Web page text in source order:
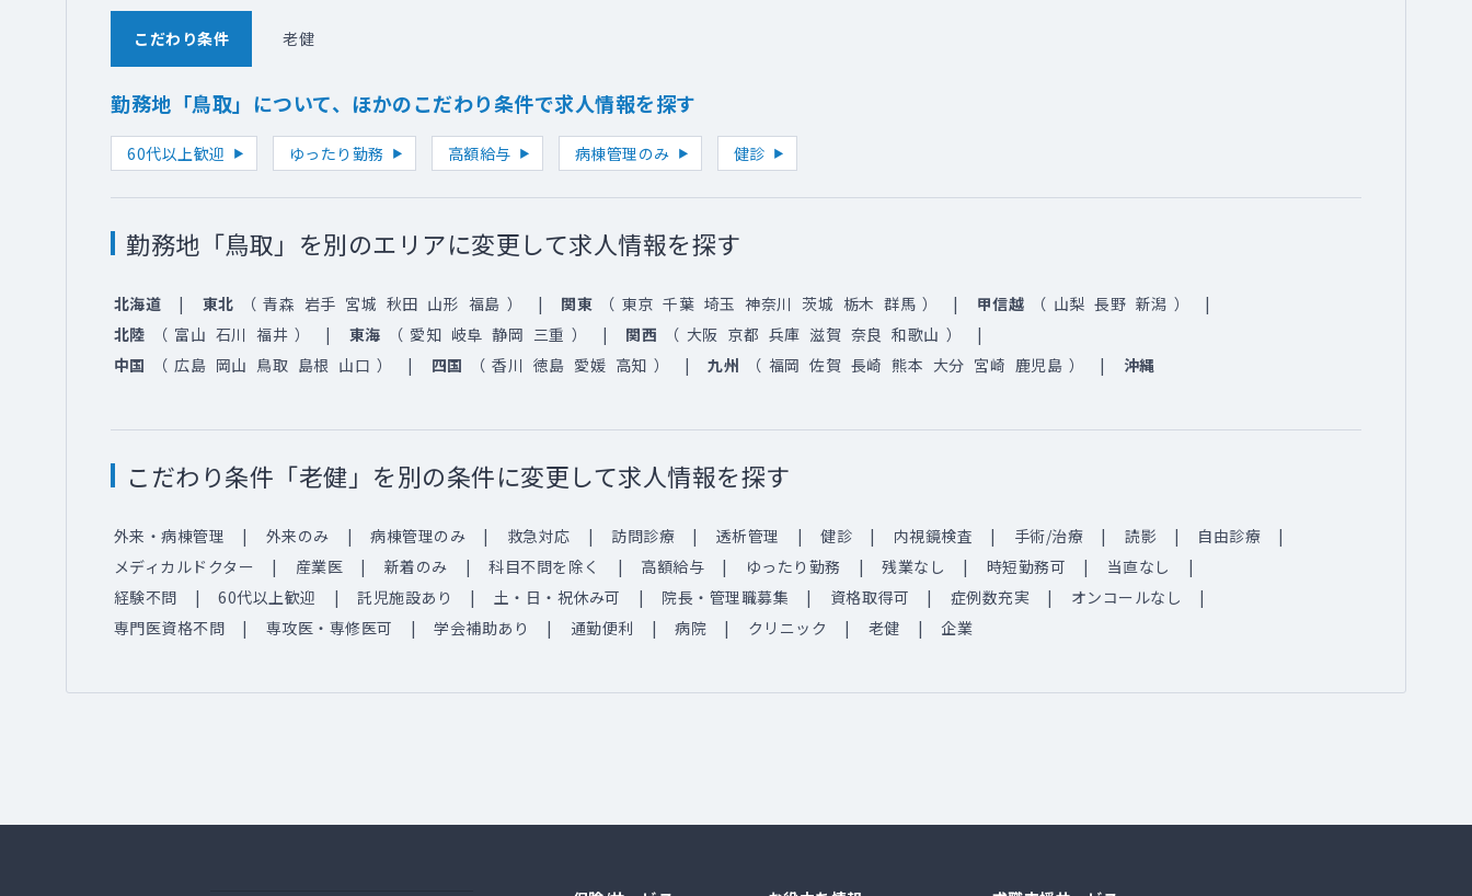
こだわり条件 老健
勤務地「鳥取」について、ほかのこだわり条件で求人情報を探す
60代以上歓迎 ゆったり勤務 高額給与 病棟管理のみ 健診
勤務地「鳥取」を別のエリアに変更して求人情報を探す
北海道 東北 （ 青森 岩手 宮城 秋田 山形 福島 ） 関東 （ 東京 千葉 埼玉 神奈川 茨城 栃木 群馬 ） 甲信越 （ 山梨 長野 新潟 ）
北陸
（ 富山 石川 福井 ） 東海 （ 愛知 岐阜 静岡 三重 ） 関西 （ 大阪 京都 兵庫 滋賀 奈良 和歌山 ）
中国
（ 広島 岡山 鳥取 島根 山口 ） 四国 （ 香川 徳島 愛媛 高知 ） 九州 （ 福岡 佐賀 長崎 熊本 大分 宮崎 鹿児島 ） 沖縄
こだわり条件「老健」を別の条件に変更して求人情報を探す
外来・病棟管理 外来のみ 病棟管理のみ 救急対応 訪問診療 透析管理 健診 内視鏡検査 手術/治療 読影
自由診療
メディカルドクター
産業医 新着のみ 科目不問を除く 高額給与 ゆったり勤務 残業なし 時短勤務可
当直なし
経験不問
60代以上歓迎 託児施設あり 土・日・祝休み可 院長・管理職募集 資格取得可 症例数充実
オンコールなし
専門医資格不問
専攻医・専修医可 学会補助あり 通勤便利 病院 クリニック 老健 企業